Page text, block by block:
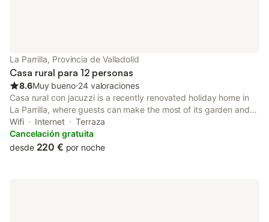
La Parrilla, Provincia de Valladolid
Casa rural para 12 personas
8.6Muy bueno⋅24 valoraciones
Casa rural con jacuzzi is a recently renovated holiday home in
La Parrilla, where guests can make the most of its garden and
bar.
Wifi Internet
Terraza
Cancelación gratuita
desde 220 € por noche